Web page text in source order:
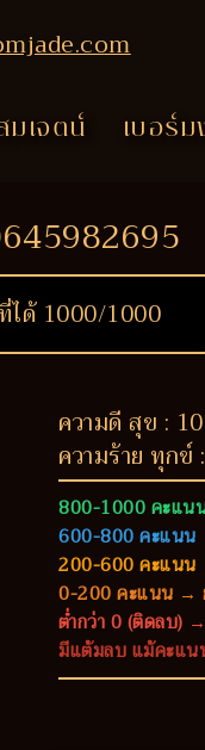
เจตน์ เบอร์
ได้ 1000/1000
ความดี สุข :
ความร้าย ทุกข์ :
800-1000 คะแน
600-800 คะแน
200-600 คะแนน
0-200 คะแนน →
ต่ำกว่า 0 (ติดลบ)
มีแต้มลบ แม้คะแ